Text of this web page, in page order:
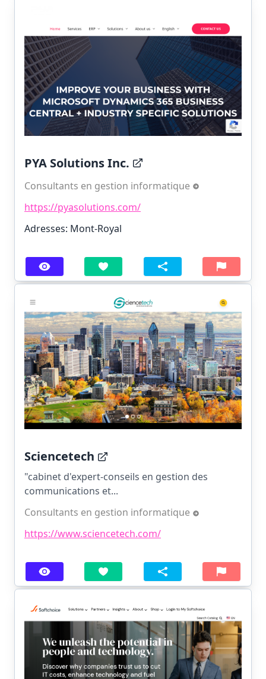
PYA Solutions Inc.
Consultants en gestion informatique
https://pyasolutions.com/
Adresses: Mont-Royal
Sciencetech
"cabinet d'expert-conseils en gestion des
communications et...
Consultants en gestion informatique
https://www.sciencetech.com/